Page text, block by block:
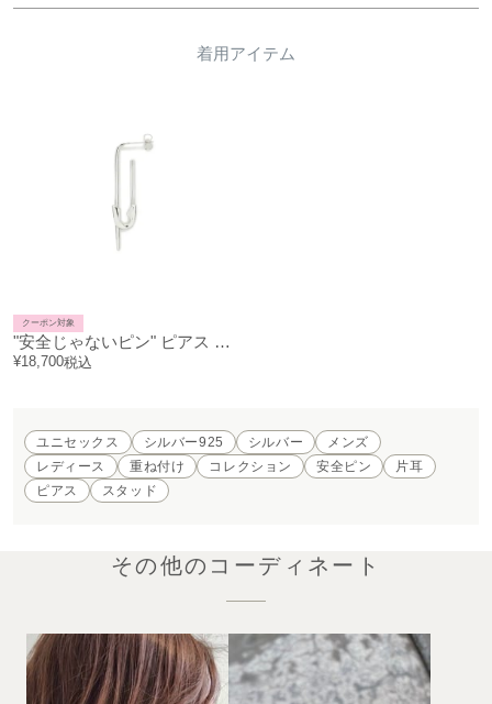
着用アイテム
"安全じゃないピン" ピアス M / 片耳
クーポン対象
¥18,700税込
ユニセックス シルバー925 シルバー
メンズ
レディース
重ね付け コレクション 安全ピン
片耳
ピアス
スタッド
その他のコーディネート